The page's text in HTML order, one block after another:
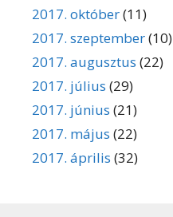
2017. október(11)
2017. szeptember(10)
2017. augusztus (22)
2017. július (29)
2017. június (21)
2017. május (22)
2017. április (32)